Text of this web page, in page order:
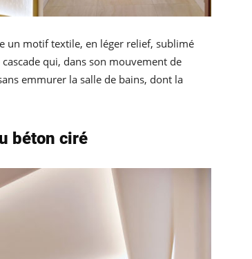
un motif textile, en léger relief, sublimé
qui, dans son mouvement de
emmurer la salle de bains, dont la
béton ciré